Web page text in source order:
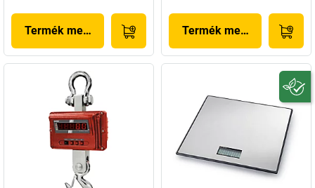
Termék megjelenítése Termék megjelenítése